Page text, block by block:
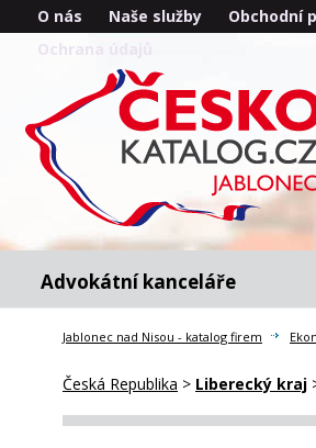
O nás Naše služby
Obchodní
Ochrana údajů
Advokátní kanceláře
Jablonec nad Nisou - katalog firem
Česká Republika > Liberecký kraj